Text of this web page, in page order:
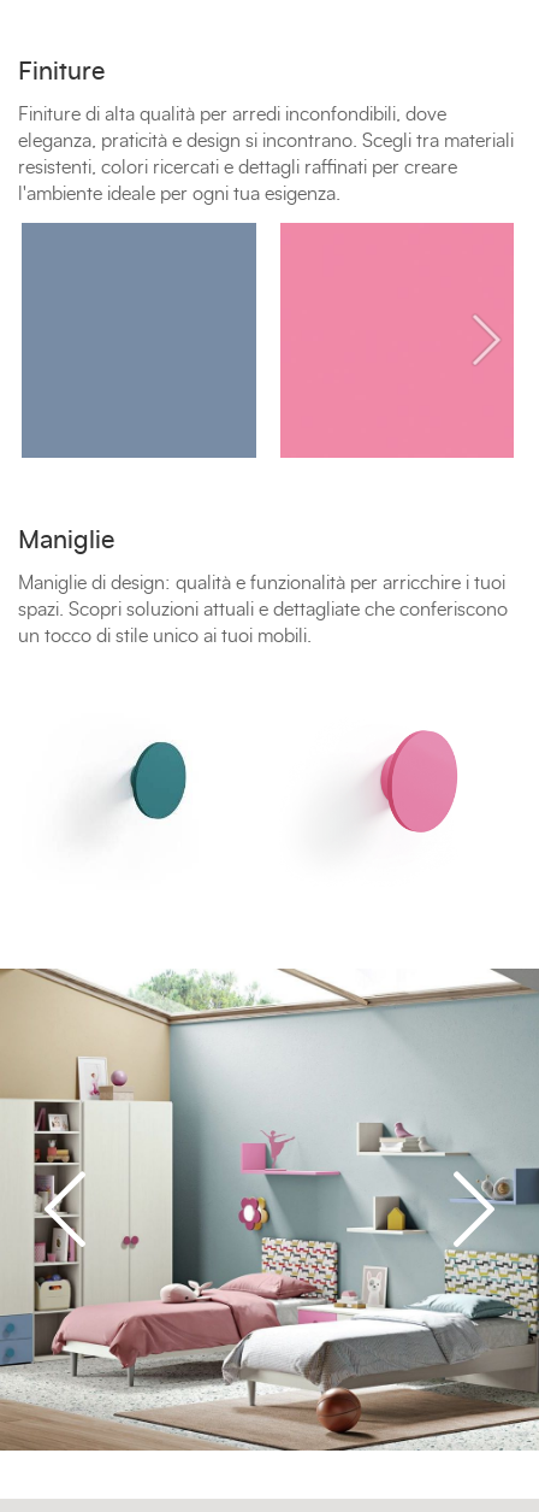
Finiture
Finiture di alta qualità per arredi inconfondibili, dove
eleganza, praticità e design si incontrano. Scegli tra materiali
resistenti, colori ricercati e dettagli raffinati per creare
l'ambiente ideale per ogni tua esigenza.
Maniglie
Maniglie di design: qualità e funzionalità per arricchire i tuoi
spazi. Scopri soluzioni attuali e dettagliate che conferiscono
un tocco di stile unico ai tuoi mobili.